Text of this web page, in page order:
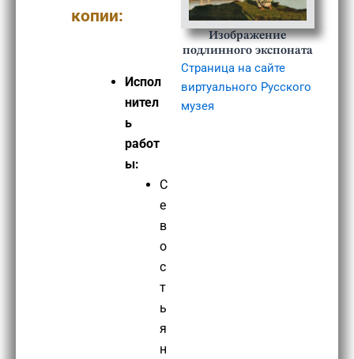
копии:
Испол
нител
ь
работ
ы:
С
е
в
о
с
т
ь
я
н
Изображение
подлинного экспоната
Страница на сайте
виртуального Русского
музея